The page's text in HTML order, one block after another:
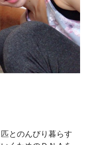
とのんびり暮らす